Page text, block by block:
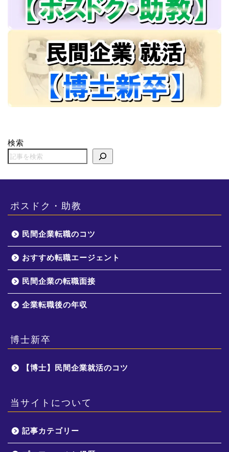
検索
ポスドク・助教
民間企業転職のコツ
おすすめ転職エージェント
民間企業の転職面接
企業転職後の年収
博士新卒
【博士】民間企業就活のコツ
当サイトについて
記事カテゴリー